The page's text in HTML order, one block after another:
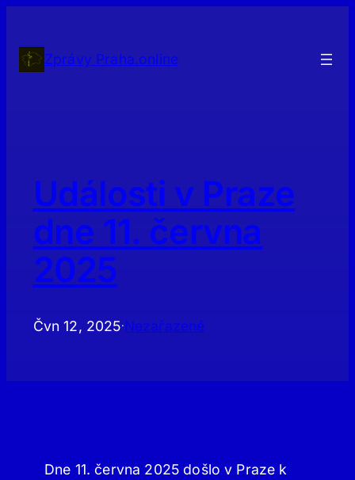
obsahZprávy Praha.online
Události v Praze
dne 11. června
2025
Čvn 12, 2025·Nezařazené
Dne 11. června 2025 došlo v Praze k